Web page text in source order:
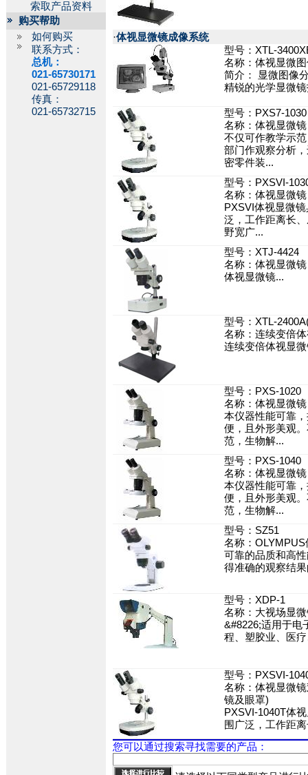
索取产品资料
购买帮助
如何购买
联系方式：
总机：
021-65730171
021-65729118
传真：
021-65732715
·体视显微镜成像系统
型号：XTL-
名称：体视显微
简介： 显微图像
精锐的光学显微
型号：PXS7-1030
名称：体视显微镜
不仅可作教学示
部门作观察分析
密零件装...
型号：PXSVI-
名称：体视显微镜
PXSVI体视显微
泛，工作距离长
野宽广...
型号：XTJ-4424
名称：体视显微镜
体视显微镜...
型号：XTL-
名称：连续变倍
连续变倍体视显
型号：PXS-1020
名称：体视显微镜
本仪器性能可靠
便，且外形美观
范，生物解...
型号：PXS-1040
名称：体视显微镜
本仪器性能可靠
便，且外形美观
范，生物解...
型号：SZ51
名称：
可靠的品质和高
得准确的观察结
型号：XDP-1
名称：大视场显
&#8226;适用于电
程、塑胶业、医
型号：PXSVI-
名称：体视显微
镜及眼罩)
PXSVI-1040T体
围广泛，工作距
您可以通过搜索寻找需要的产品：